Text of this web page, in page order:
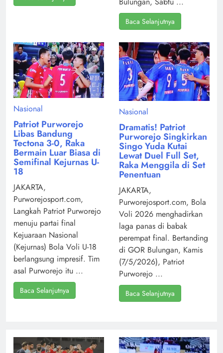
Baca Selanjutnya
Nasional
Patriot Purworejo
Libas Bandung
Tectona 3-0, Raka
Bermain Luar Biasa di
Semifinal Kejurnas U-
18
JAKARTA,
Purworejosport.com,
Langkah Patriot Purworejo
menuju partai final
Kejuaraan Nasional
(Kejurnas) Bola Voli U-18
berlangsung impresif. Tim
asal Purworejo itu ...
Baca Selanjutnya
Nasional
Dramatis! Patriot
Purworejo Singkirkan
Singo Yuda Kutai
Lewat Duel Full Set,
Raka Menggila di Set
Penentuan
JAKARTA,
Purworejosport.com, Bola
Voli 2026 menghadirkan
laga panas di babak
perempat final. Bertanding
di GOR Bulungan, Kamis
(7/5/2026), Patriot
Purworejo ...
Baca Selanjutnya